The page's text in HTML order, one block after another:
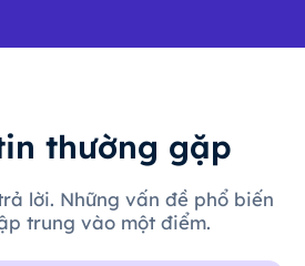
thường gặp
lời. Những vấn đề phổ biến
trung vào một điểm.